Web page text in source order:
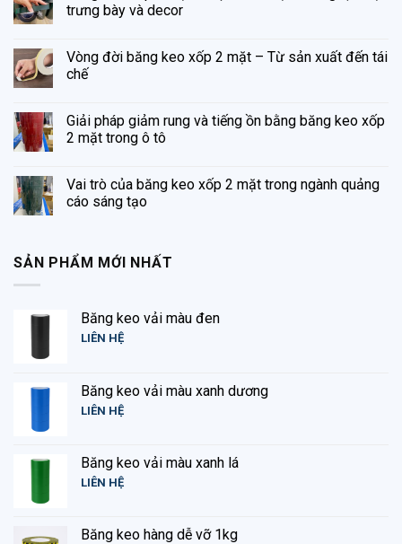
trưng bày và decor
Vòng đời băng keo xốp 2 mặt – Từ sản xuất đến tái
chế
Giải pháp giảm rung và tiếng ồn bằng băng keo xốp
2 mặt trong ô tô
Vai trò của băng keo xốp 2 mặt trong ngành quảng
cáo sáng tạo
SẢN PHẨM MỚI NHẤT
Băng keo vải màu đen
LIÊN HỆ
Băng keo vải màu xanh dương
LIÊN HỆ
Băng keo vải màu xanh lá
LIÊN HỆ
Băng keo hàng dễ vỡ 1kg